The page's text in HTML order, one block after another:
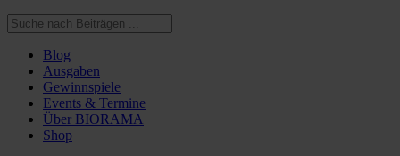
Blog
Ausgaben
Gewinnspiele
Events & Termine
Über BIORAMA
Shop